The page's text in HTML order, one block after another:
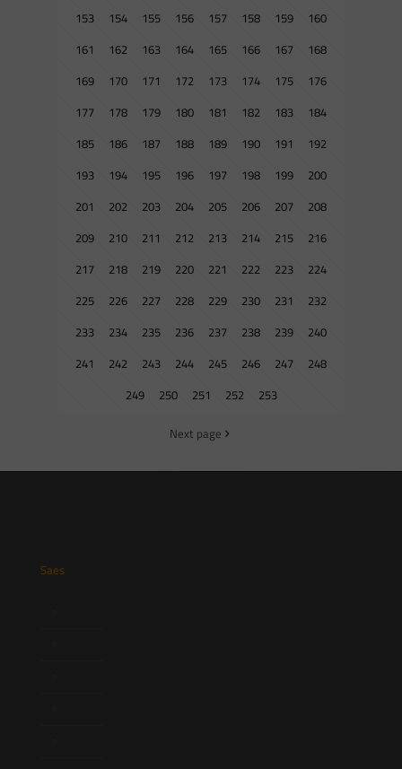
153
154 155 156 157 158 159
160
161
162 163 164 165 166 167
168
169
170 171 172 173 174 175
176
177
178 179 180 181 182 183
184
185
186 187 188 189 190 191
192
193
194 195 196 197 198 199
200
201
202 203 204 205 206 207
208
209
210 211 212 213 214 215
216
217
218 219 220 221 222 223
224
225
226 227 228 229 230 231
232
233
234 235 236 237 238 239
240
241
242 243 244 245 246 247
248
249
250 251 252 253
Next page
Saes